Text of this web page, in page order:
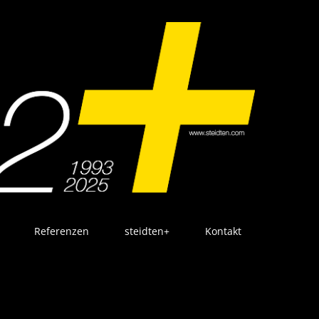
Referenzen steidten+ Kontakt